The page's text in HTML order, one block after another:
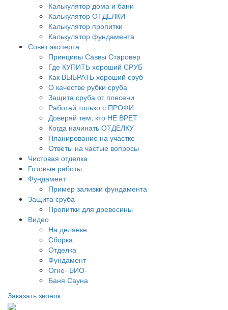
Калькулятор дома и бани
Калькулятор ОТДЕЛКИ
Калькулятор пропитки
Калькулятор фундамента
Совет эксперта
Принципы Саввы Старовер
Где КУПИТЬ хороший СРУБ
Как ВЫБРАТЬ хороший сруб
О качестве рубки сруба
Защита сруба от плесени
Работай только с ПРОФИ
Доверяй тем, кто НЕ ВРЕТ
Когда начинать ОТДЕЛКУ
Планирование на участке
Ответы на частые вопросы
Чистовая отделка
Готовые работы
Фундамент
Пример заливки фундамента
Защита сруба
Пропитки для древесины
Видео
На делянке
Сборка
Отделка
Фундамент
Огне- БИО-
Баня Сауна
Заказать звонок